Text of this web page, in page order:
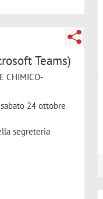
Teams)
CHIMICO-
24 ottobre
segreteria